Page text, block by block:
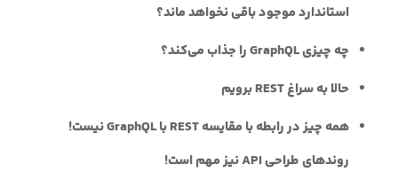
استاندارد موجود باقی نخواهد ماند؟
چه چیزی GraphQL را جذاب می‌کند؟
حالا به سراغ REST برویم
همه چیز در رابطه با مقایسه REST با GraphQL نیست!
روند‌های طراحی API نیز مهم است!